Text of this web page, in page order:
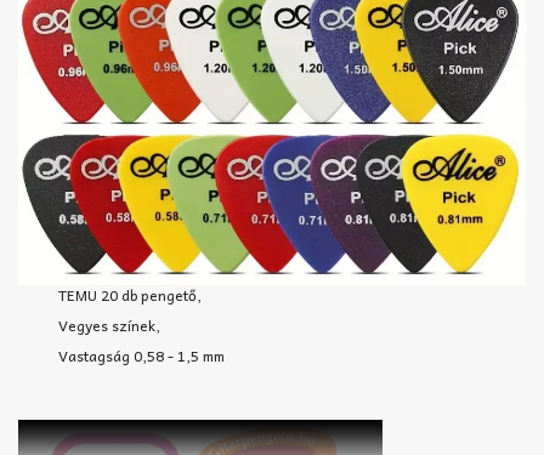
TEMU 20 db pengető,
Vegyes színek,
Vastagság 0,58 - 1,5 mm